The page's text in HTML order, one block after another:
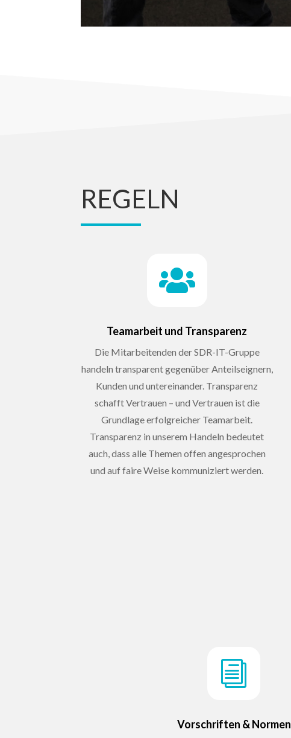
REGELN

Teamarbeit und Transparenz
Die Mitarbeitenden der SDR-IT-Gruppe
handeln transparent gegenüber Anteilseignern,
Kunden und untereinander. Transparenz
schafft Vertrauen – und Vertrauen ist die
Grundlage erfolgreicher Teamarbeit.
Transparenz in unserem Handeln bedeutet
auch, dass alle Themen offen angesprochen
und auf faire Weise kommuniziert werden.
i
Vorschriften & Normen